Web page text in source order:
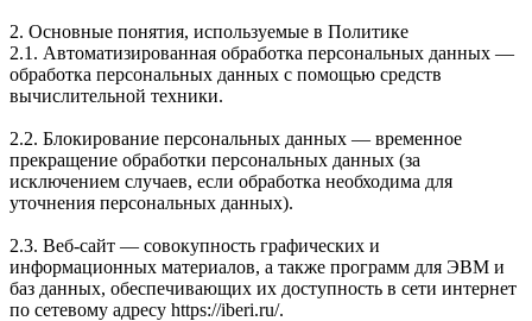
2. Основные понятия, используемые в Политике
2.1. Автоматизированная обработка персональных данных —
обработка персональных данных с помощью средств
вычислительной техники.
2.2. Блокирование персональных данных — временное
прекращение обработки персональных данных (за
исключением случаев, если обработка необходима для
уточнения персональных данных).
2.3. Веб-сайт — совокупность графических и
информационных материалов, а также программ для ЭВМ и
баз данных, обеспечивающих их доступность в сети интернет
по сетевому адресу https://iberi.ru/.